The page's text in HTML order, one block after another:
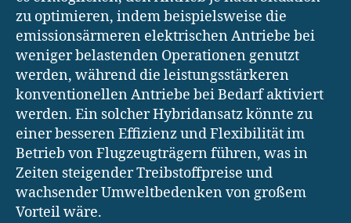
zu optimieren, indem beispielsweise die
emissionsärmeren elektrischen Antriebe bei
weniger belastenden Operationen genutzt
werden, während die leistungsstärkeren
konventionellen Antriebe bei Bedarf aktiviert
werden. Ein solcher Hybridansatz könnte zu
einer besseren Effizienz und Flexibilität im
Betrieb von Flugzeugträgern führen, was in
Zeiten steigender Treibstoffpreise und
wachsender Umweltbedenken von großem
Vorteil wäre.